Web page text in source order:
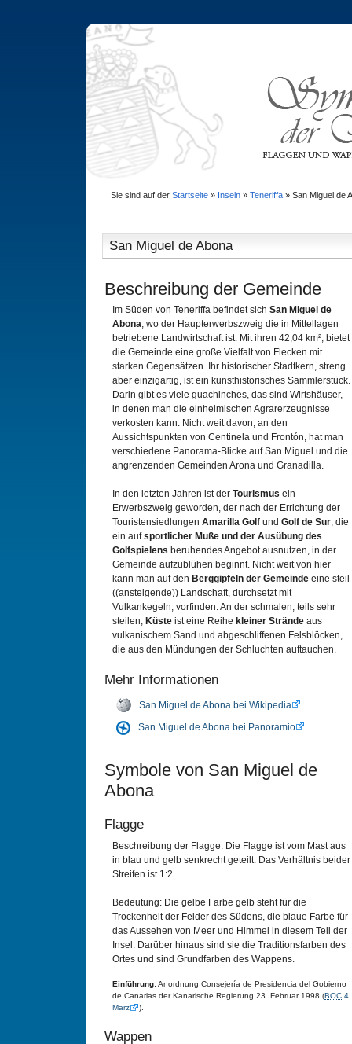
Sie sind auf der Startseite» Inseln» Teneriffa» San Miguel de
San Miguel de Abona
Beschreibung der Gemeinde
Im Süden von Teneriffa befindet sich San Miguel de
Abona, wo der Haupterwerbszweig die in Mittellagen
betriebene Landwirtschaft ist. Mit ihren 42,04 km²; bietet
die Gemeinde eine große Vielfalt von Flecken mit
starken Gegensätzen. Ihr historischer Stadtkern, streng
aber einzigartig, ist ein kunsthistorisches Sammlerstück.
Darin gibt es viele guachinches, das sind Wirtshäuser,
in denen man die einheimischen Agrarerzeugnisse
verkosten kann. Nicht weit davon, an den
Aussichtspunkten von Centinela und Frontón, hat man
verschiedene Panorama-Blicke auf San Miguel und die
angrenzenden Gemeinden Arona und Granadilla.
In den letzten Jahren ist der Tourismus ein
Erwerbszweig geworden, der nach der Errichtung der
Touristensiedlungen Amarilla Golf und Golf de Sur, die
ein aufsportlicher Muße und der Ausübung des
Golfspielens beruhendes Angebot ausnutzen, in der
Gemeinde aufzublühen beginnt. Nicht weit von hier
kann man auf den Berggipfeln der Gemeinde eine steil
((ansteigende)) Landschaft, durchsetzt mit
Vulkankegeln, vorfinden. An der schmalen, teils sehr
steilen, Küste ist eine Reihe kleiner Strände aus
vulkanischem Sand und abgeschliffenen Felsblöcken,
die aus den Mündungen der Schluchten auftauchen.
Mehr Informationen
San Miguel de Abona bei Wikipedia
San Miguel de Abona bei Panoramio
Symbole von San Miguel de
Abona
Flagge
Beschreibung der Flagge: Die Flagge ist vom Mast aus
in blau und gelb senkrecht geteilt. Das Verhältnis beider
Streifen ist 1:2.
Bedeutung: Die gelbe Farbe gelb steht für die
Trockenheit der Felder des Südens, die blaue Farbe für
das Aussehen von Meer und Himmel in diesem Teil der
Insel. Darüber hinaus sind sie die Traditionsfarben des
Ortes und sind Grundfarben des Wappens.
Einführung:Anordnung Consejería de Presidencia del Gobierno
de Canarias der Kanarische Regierung 23. Februar 1998 (BOC 4.
Marz
).
Wappen